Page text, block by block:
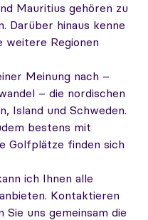
Mauritius gehören zu
Darüber hinaus kenne
weitere Regionen
Meinung nach –
– die nordischen
Island und Schweden.
bestens mit
Golfplätze finden sich
ich Ihnen alle
Kontaktieren
uns gemeinsam die